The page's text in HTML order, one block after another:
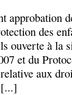
des
ouverte à la
et du
aux